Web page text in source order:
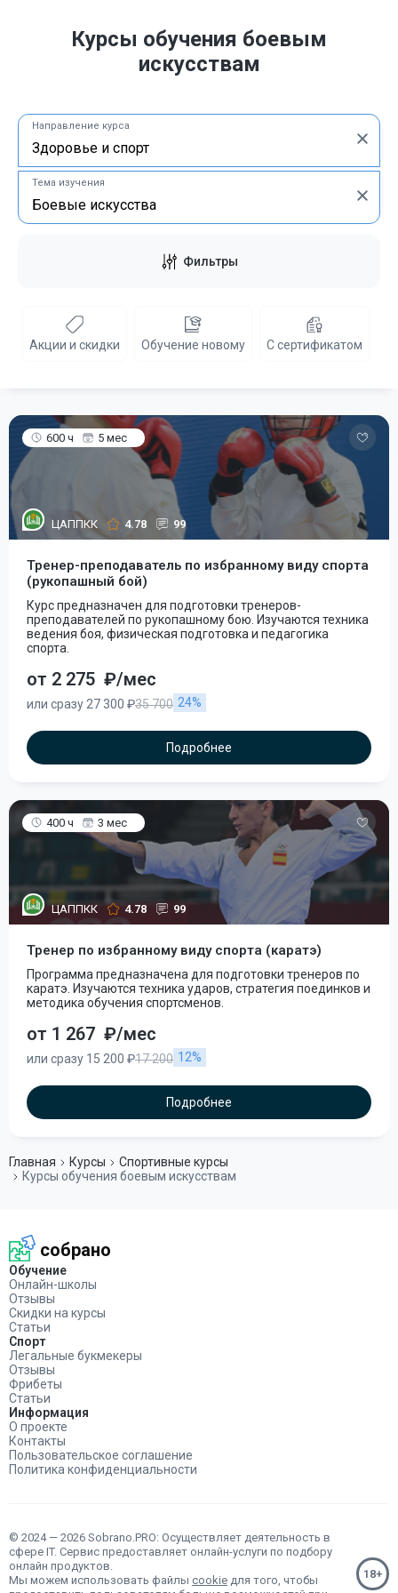
Курсы обучения боевым
искусствам
Направление курса
Тема изучения
Фильтры
Акции и скидки Обучение новому С сертификатом
600 ч 5 мес
ЦАППКК 4.78 99
Тренер-преподаватель по избранному виду спорта
(рукопашный бой)
Курс предназначен для подготовки тренеров-
преподавателей по рукопашному бою. Изучаются техника
ведения боя, физическая подготовка и педагогика
спорта.
от 2 275 ₽/мес
или сразу 27 300 ₽35 700 24%
Подробнее
400 ч 3 мес
ЦАППКК 4.78 99
Тренер по избранному виду спорта (каратэ)
Программа предназначена для подготовки тренеров по
каратэ. Изучаются техника ударов, стратегия поединков и
методика обучения спортсменов.
от 1 267 ₽/мес
или сразу 15 200 ₽17 200 12%
Подробнее
Главная Курсы
Спортивные курсы
Курсы обучения боевым искусствам
собрано
Обучение
Онлайн-школы
Отзывы
Скидки на курсы
Статьи
Спорт
Легальные букмекеры
Отзывы
Фрибеты
Статьи
Информация
О проекте
Контакты
Пользовательское соглашение
Политика конфиденциальности
© 2024 — 2026 Sobrano.PRO: Осуществляет деятельность в
сфере IT. Сервис предоставляет онлайн-услуги по подбору
онлайн продуктов.
Мы можем использовать файлы cookie для того, чтобы